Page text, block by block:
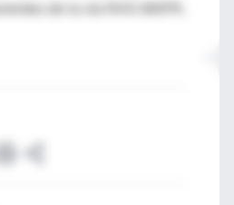
de la vía RAS-MAPK.